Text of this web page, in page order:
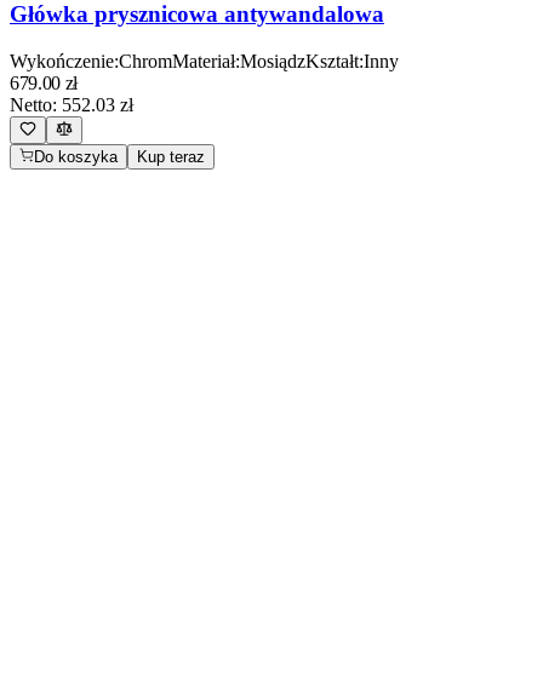
Główka prysznicowa antywandalowa
Wykończenie:ChromMateriał:MosiądzKształt:Inny
679.00 zł
Netto: 552.03 zł
Do koszyka Kup teraz